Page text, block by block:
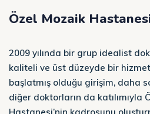
Özel Mozaik
2009 yılında bir grup idealist
kaliteli ve üst düzeyde bir
başlatmış olduğu girişim, daha
diğer doktorların da katılımıyla